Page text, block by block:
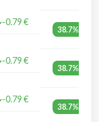
-0.79 €
38.7%
-0.79 €
38.7%
-0.79 €
38.7%